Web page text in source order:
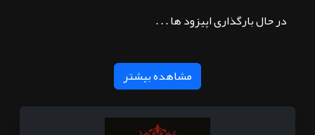
در حال بارگذاری اپیزود ها . . .
مشاهده بیشتر